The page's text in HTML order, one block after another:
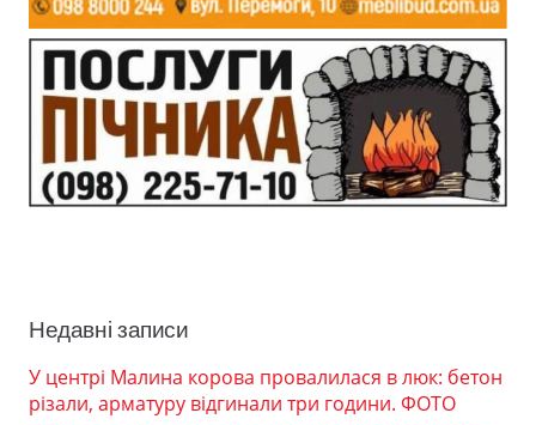
Недавні записи
У центрі Малина корова провалилася в люк: бетон
різали, арматуру відгинали три години. ФОТО